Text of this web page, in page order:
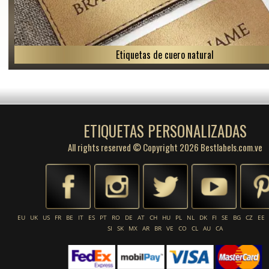
Etiquetas de cuero natural
ETIQUETAS PERSONALIZADAS
All rights reserved © Copyright 2026 Bestlabels.com.ve
EU UK US FR BE IT ES PT RO DE AT CH HU PL NL DK FI SE BG CZ
EE
SI
SK MX AR BR VE CO CL AU CA